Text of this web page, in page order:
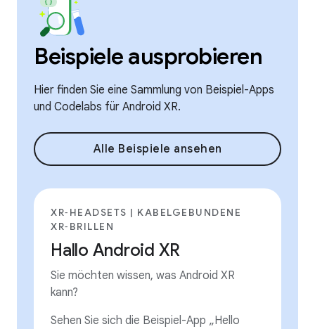
Beispiele ausprobieren
Hier finden Sie eine Sammlung von Beispiel-Apps
und Codelabs für Android XR.
Alle Beispiele ansehen
XR‑HEADSETS | KABELGEBUNDENE
XR‑BRILLEN
Hallo Android XR
Sie möchten wissen, was Android XR
kann?
Sehen Sie sich die Beispiel-App „Hello